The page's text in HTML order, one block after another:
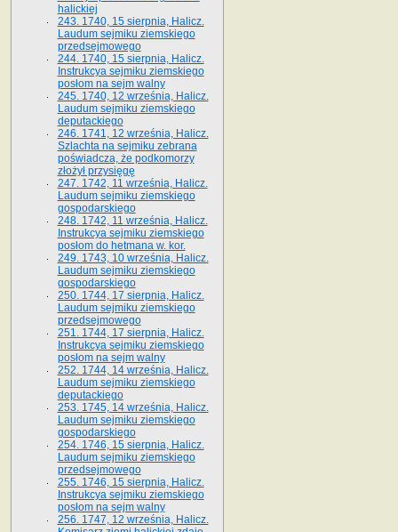
halickiej
243. 1740, 15 sierpnia, Halicz.
Laudum sejmiku ziemskiego
przedsejmowego
244. 1740, 15 sierpnia, Halicz.
Instrukcya sejmiku ziemskiego
posłom na sejm walny
245. 1740, 12 września, Halicz.
Laudum sejmiku ziemskiego
deputackiego
246. 1741, 12 września, Halicz.
Szlachta na sejmiku zebrana
poświadcza, że podkomorzy
złożył przysięgę
247. 1742, 11 września, Halicz.
Laudum sejmiku ziemskiego
gospodarskiego
248. 1742, 11 września, Halicz.
Instrukcya sejmiku ziemskiego
posłom do hetmana w. kor.
249. 1743, 10 września, Halicz.
Laudum sejmiku ziemskiego
gospodarskiego
250. 1744, 17 sierpnia, Halicz.
Laudum sejmiku ziemskiego
przedsejmowego
251. 1744, 17 sierpnia, Halicz.
Instrukcya sejmiku ziemskiego
posłom na sejm walny
252. 1744, 14 września, Halicz.
Laudum sejmiku ziemskiego
deputackiego
253. 1745, 14 września, Halicz.
Laudum sejmiku ziemskiego
gospodarskiego
254. 1746, 15 sierpnia, Halicz.
Laudum sejmiku ziemskiego
przedsejmowego
255. 1746, 15 sierpnia, Halicz.
Instrukcya sejmiku ziemskiego
posłom na sejm walny
256. 1747, 12 września, Halicz.